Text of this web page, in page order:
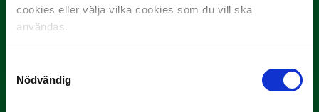
cookies eller välja vilka cookies som du vill ska
användas.
Nödvändig
Han gjorde Månadens Mål i juni: ”En